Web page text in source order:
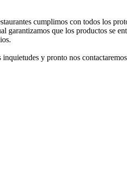
cumplimos con todos los
que los productos se
y pronto nos